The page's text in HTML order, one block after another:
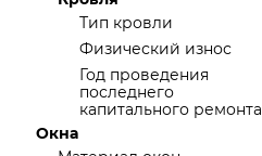
Тип кровли
Физический износ
Год проведения
последнего
капитального ремонта
Окна